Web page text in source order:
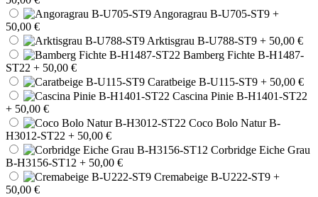
Angoragrau B-U705-ST9 +
50,00 €
Arktisgrau B-U788-ST9 + 50,00 €
Bamberg Fichte B-H1487-
ST22 + 50,00 €
Caratbeige B-U115-ST9 + 50,00 €
Cascina Pinie B-H1401-ST22
+ 50,00 €
Coco Bolo Natur B-
H3012-ST22 + 50,00 €
Corbridge Eiche Grau
B-H3156-ST12 + 50,00 €
Cremabeige B-U222-ST9 +
50,00 €